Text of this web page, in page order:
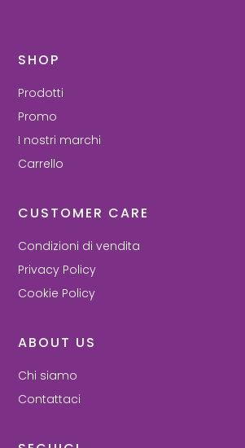
SHOP
Prodotti
Promo
I nostri marchi
Carrello
CUSTOMER CARE
Condizioni di vendita
Privacy Policy
Cookie Policy
ABOUT US
Chi siamo
Contattaci